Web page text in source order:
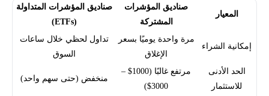
المعيار
صناديق المؤشرات
المشتركة
صناديق المؤشرات المتداولة
(ETFs)
إمكانية الشراء
مرة واحدة يوميًا بسعر
الإغلاق
تداول لحظي خلال ساعات
السوق
الحد الأدنى
للاستثمار
مرتفع غالبًا (1000$ –
3000$)
منخفض (حتى سهم واحد)